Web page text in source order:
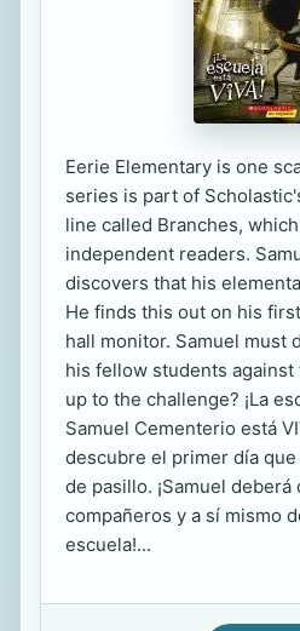
Eerie Elementary is one
series is part of
line called Branches,
independent readers.
discovers that his
He finds this out on his
hall monitor. Samuel must
his fellow students
up to the challenge? ¡La
Samuel Cementerio está
descubre el primer día
de pasillo. ¡Samuel
compañeros y a sí mismo
escuela!...